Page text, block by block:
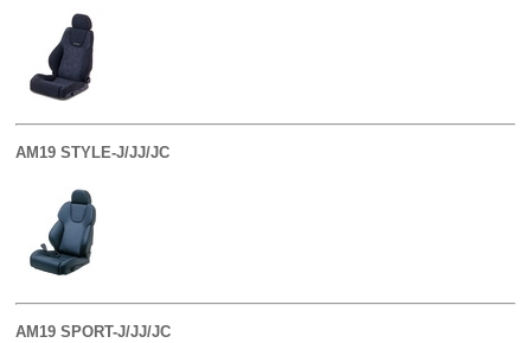
AM19 STYLE-J/JJ/JC
AM19 SPORT-J/JJ/JC